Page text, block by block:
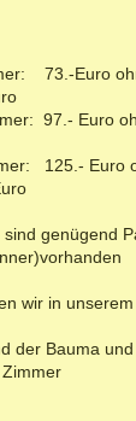
73.-Euro
97.- Euro
125.- Euro
genügend
wir in
der Bauma